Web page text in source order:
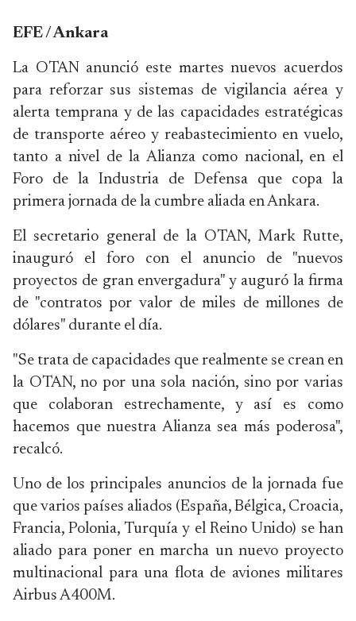
EFE / Ankara
La OTAN anunció este martes nuevos acuerdos
para reforzar sus sistemas de vigilancia aérea y
alerta temprana y de las capacidades estratégicas
de transporte aéreo y reabastecimiento en vuelo,
tanto a nivel de la Alianza como nacional, en el
Foro de la Industria de Defensa que copa la
primera jornada de la cumbre aliada en Ankara.
El secretario general de la OTAN, Mark Rutte,
inauguró el foro con el anuncio de "nuevos
proyectos de gran envergadura" y auguró la firma
de "contratos por valor de miles de millones de
dólares" durante el día.
"Se trata de capacidades que realmente se crean en
la OTAN, no por una sola nación, sino por varias
que colaboran estrechamente, y así es como
hacemos que nuestra Alianza sea más poderosa",
recalcó.
Uno de los principales anuncios de la jornada fue
que varios países aliados (España, Bélgica, Croacia,
Francia, Polonia, Turquía y el Reino Unido) se han
aliado para poner en marcha un nuevo proyecto
multinacional para una flota de aviones militares
Airbus A400M.